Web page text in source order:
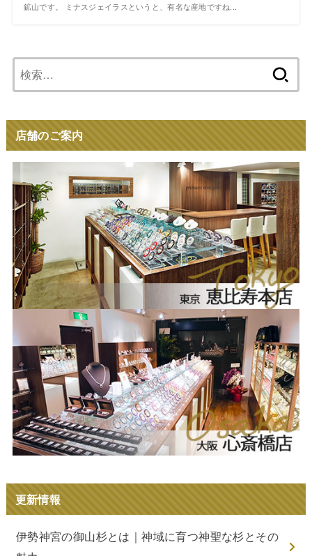
鉱山です。 ミナスジェイラスというと、有名な産地ですね...
索:
店舗のご案内
更新情報
伊勢神宮の御山杉とは｜神域に育つ神聖な杉とその